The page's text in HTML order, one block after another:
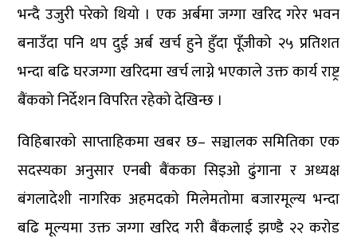
भन्दै उजुरी परेको थियो । एक अर्बमा जग्गा खरिद गरेर भवन
बनाउँदा पनि थप दुई अर्ब खर्च हुने हुँदा पूँजीको २५ प्रतिशत
भन्दा बढि घरजग्गा खरिदमा खर्च लाग्ने भएकाले उक्त कार्य राष्ट्र
बैंकको निर्देशन विपरित रहेको देखिन्छ ।
विहिबारको साप्ताहिकमा खबर छ– सञ्चालक समितिका एक
सदस्यका अनुसार एनबी बैंकका सिइओ ढुंगाना र अध्यक्ष
बंगलादेशी नागरिक अहमदको मिलेमतोमा बजारमूल्य भन्दा
बढि मूल्यमा उक्त जग्गा खरिद गरी बैंकलाई झण्डै २२ करोड